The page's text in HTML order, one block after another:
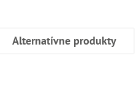
Alternatívne produkty